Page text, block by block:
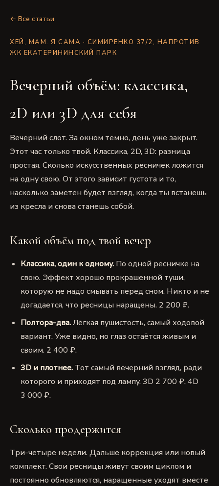
← Все статьи
ХЕЙ, МАМ. Я САМА · СИМИРЕНКО 37/2, НАПРОТИВ
ЖК ЕКАТЕРИНИНСКИЙ ПАРК
Вечерний объём: классика,
2D или 3D для себя
Вечерний слот. За окном темно, день уже закрыт.
Этот час только твой. Классика, 2D, 3D: разница
простая. Сколько искусственных ресничек ложится
на одну свою. От этого зависит густота и то,
насколько заметен будет взгляд, когда ты встанешь
из кресла и снова станешь собой.
Какой объём под твой вечер
Классика, один к одному. По одной ресничке на
свою. Эффект хорошо прокрашенной туши,
которую не надо смывать перед сном. Никто и не
догадается, что ресницы наращены. 2 200 ₽.
Полтора-два.Лёгкая пушистость, самый ходовой
вариант. Уже видно, но глаз остаётся живым и
своим. 2 400 ₽.
3D и плотнее. Тот самый вечерний взгляд, ради
которого и приходят под лампу. 3D 2 700 ₽, 4D
3 000 ₽.
Сколько продержится
Три-четыре недели. Дальше коррекция или новый
комплект. Свои ресницы живут своим циклом и
постоянно обновляются, наращенные уходят вместе